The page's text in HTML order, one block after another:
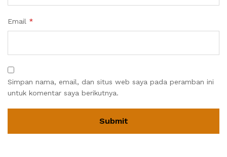
Email *
Simpan nama, email, dan situs web saya pada peramban ini
untuk komentar saya berikutnya.